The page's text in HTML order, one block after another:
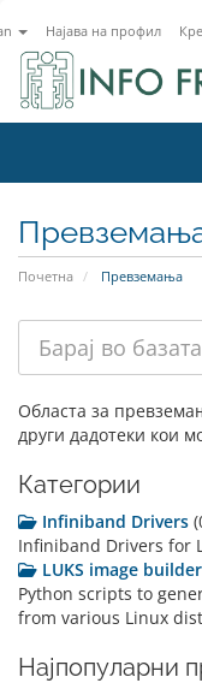
Најава на профил
Почетна Превземања
Областа за
други дадотеки кои
Категории
Infiniband Drivers
Infiniband Drivers for
LUKS image builder
Python scripts to
from various Linux
Најпопуларни